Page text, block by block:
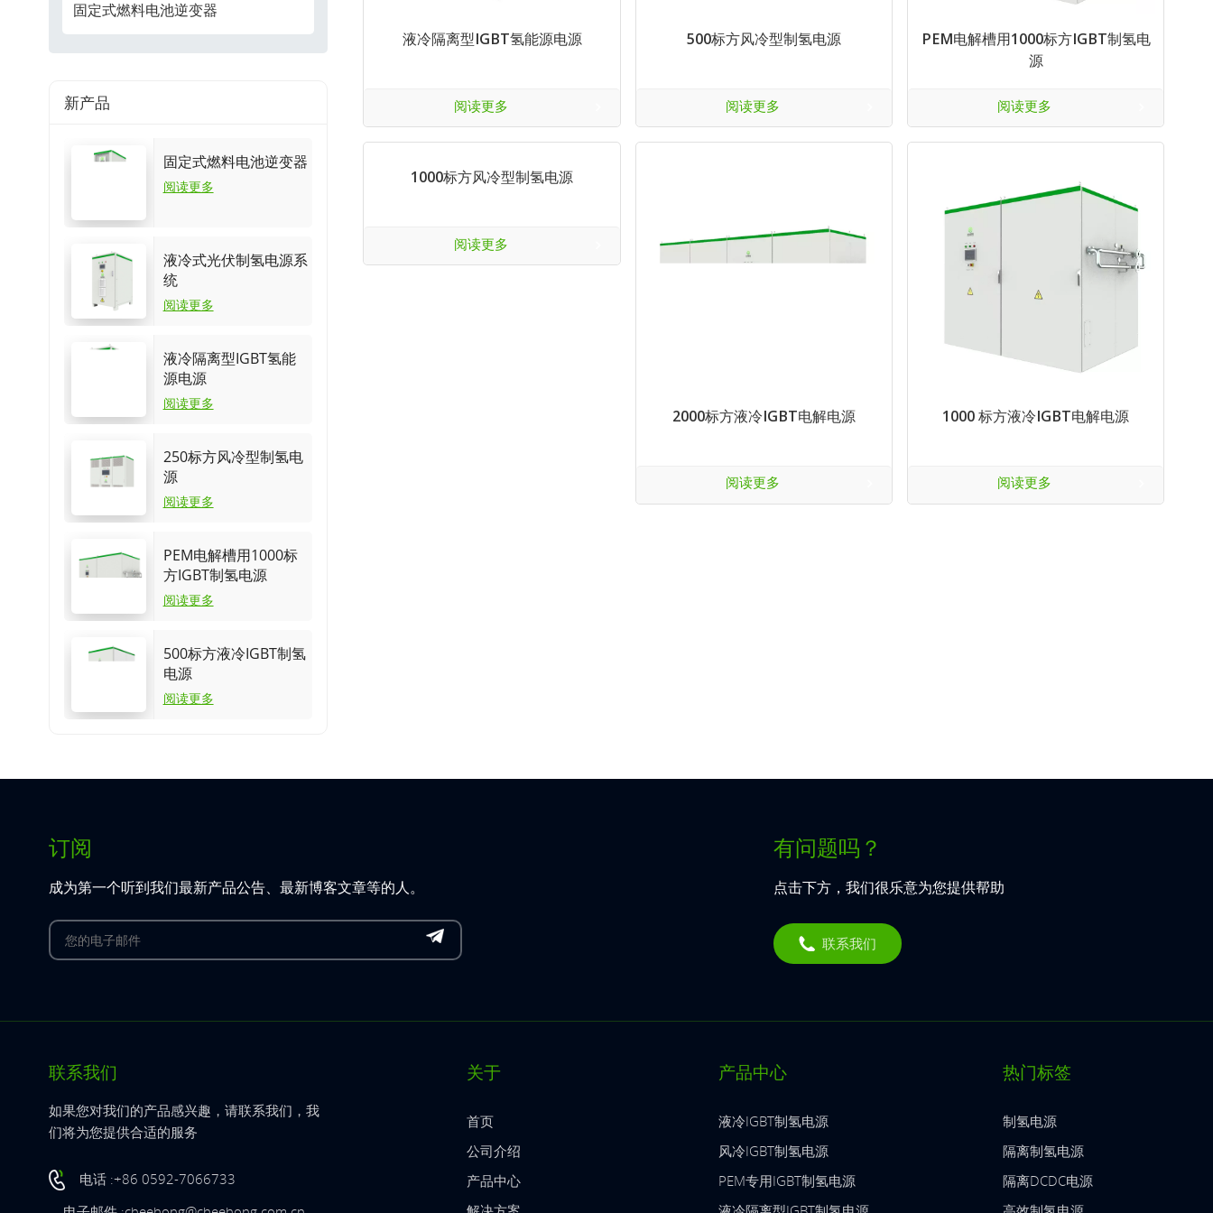
固定式燃料电池逆变器
新产品
固定式燃料电池逆变器
阅读更多
液冷式光伏制氢电源系
统
阅读更多
液冷隔离型IGBT氢能
源电源
阅读更多
250标方风冷型制氢电
源
阅读更多
PEM电解槽用1000标
方IGBT制氢电源
阅读更多
500标方液冷IGBT制氢
电源
阅读更多
液冷隔离型IGBT氢能源电源
阅读更多
500标方风冷型制氢电源
阅读更多
PEM电解槽用1000标方IGBT制氢电
源
阅读更多
1000标方风冷型制氢电源
阅读更多
2000标方液冷IGBT电解电源
阅读更多
1000 标方液冷IGBT电解电源
阅读更多
订阅
成为第一个听到我们最新产品公告、最新博客文章等的人。
有问题吗？
点击下方，我们很乐意为您提供帮助
联系我们
联系我们
如果您对我们的产品感兴趣，请联系我们，我
们将为您提供合适的服务
电话 :+86 0592-7066733
关于
首页
公司介绍
产品中心
产品中心
液冷IGBT制氢电源
风冷IGBT制氢电源
PEM专用IGBT制氢电源
热门标签
制氢电源
隔离制氢电源
隔离DCDC电源